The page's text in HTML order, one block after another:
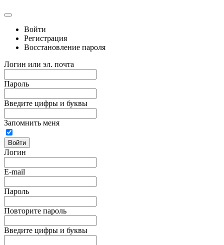
Войти
Регистрация
Восстановление пароля
Логин или эл. почта
Пароль
Введите цифры и буквы
Запомнить меня
Войти
Логин
E-mail
Пароль
Повторите пароль
Введите цифры и буквы